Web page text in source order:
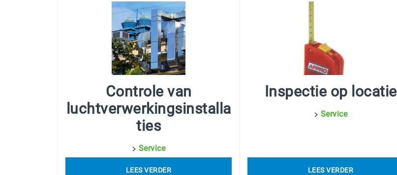
Controle van
luchtverwerkingsinstalla
ties
> Service
LEES VERDER
Inspectie op locatie
> Service
LEES VERDER